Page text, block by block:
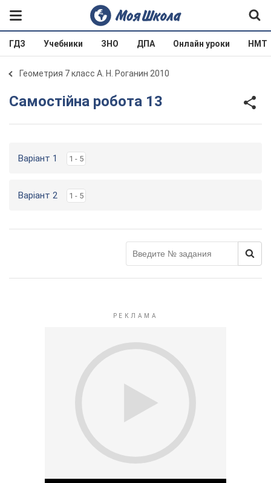
ГДЗ Учебники ЗНО ДПА Онлайн уроки НМТ
Геометрия 7 класс А. Н. Роганин 2010
Самостійна робота 13
Варіант 1 1 - 5
Варіант 2 1 - 5